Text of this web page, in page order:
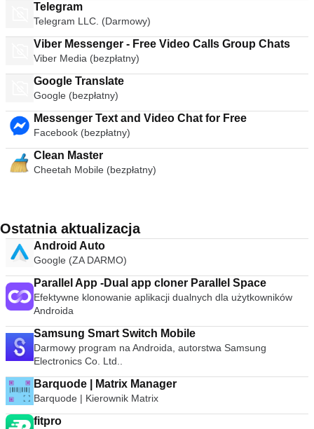
Telegram
Telegram LLC. (Darmowy)
Viber Messenger - Free Video Calls Group Chats
Viber Media (bezpłatny)
Google Translate
Google (bezpłatny)
Messenger Text and Video Chat for Free
Facebook (bezpłatny)
Clean Master
Cheetah Mobile (bezpłatny)
Ostatnia aktualizacja
Android Auto
Google (ZA DARMO)
Parallel App -Dual app cloner Parallel Space
Efektywne klonowanie aplikacji dualnych dla użytkowników
Androida
Samsung Smart Switch Mobile
Darmowy program na Androida, autorstwa Samsung
Electronics Co. Ltd..
Barquode | Matrix Manager
Barquode | Kierownik Matrix
fitpro